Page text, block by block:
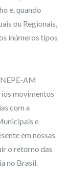
e, quando
ou Regionais,
inúmeros tipos
AM
movimentos
com a
e
em nossas
o retorno das
no Brasil.